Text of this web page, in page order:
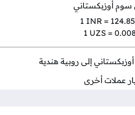
سوم أوزبكستاني
1 INR =
1 UZS =
إلى روبية هندية
عملات أخرى